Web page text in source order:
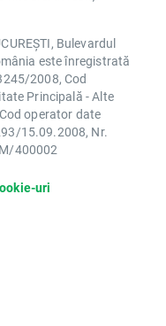
Bulevardul
este înregistrată
2008, Cod
Principală - Alte
operator date
15.09.2008, Nr.
400002
uri